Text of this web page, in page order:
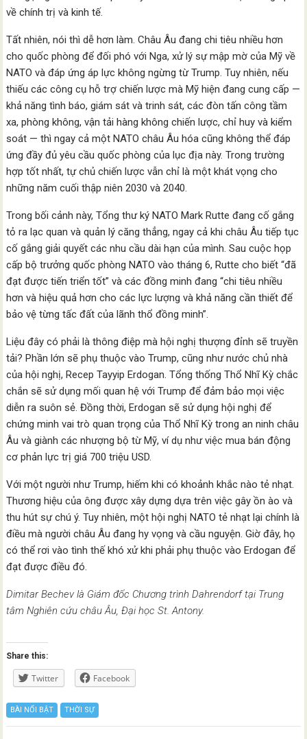
về chính trị và kinh tế.
Tất nhiên, nói thì dễ hơn làm. Châu Âu đang chi tiêu nhiều hơn
cho quốc phòng để đối phó với Nga, xử lý sự mập mờ của Mỹ về
NATO và đáp ứng áp lực không ngừng từ Trump. Tuy nhiên, nếu
thiếu các công cụ hỗ trợ chiến lược mà Mỹ hiện đang cung cấp —
khả năng tình báo, giám sát và trinh sát, các đòn tấn công tầm
xa, phòng không, vận tải hàng không chiến lược, chỉ huy và kiểm
soát — thì ngay cả một NATO châu Âu hóa cũng không thể đáp
ứng đầy đủ yêu cầu quốc phòng của lục địa này. Trong trường
hợp tốt nhất, tự chủ chiến lược vẫn chỉ là một khát vọng cho
những năm cuối thập niên 2030 và 2040.
Trong bối cảnh này, Tổng thư ký NATO Mark Rutte đang cố gắng
tỏ ra lạc quan và quản lý căng thẳng, ngay cả khi châu Âu tiếp tục
cố gắng giải quyết các nhu cầu dài hạn của mình. Sau cuộc họp
cấp bộ trưởng quốc phòng NATO vào tháng 6, Rutte cho biết “đã
đạt được tiến triển tốt” và các đồng minh đang “chi tiêu nhiều
hơn và hiệu quả hơn cho các lực lượng và khả năng cần thiết để
bảo vệ từng tấc đất của lãnh thổ đồng minh”.
Liệu đây có phải là thông điệp mà hội nghị thượng đỉnh sẽ truyền
tải? Phần lớn sẽ phụ thuộc vào Trump, cũng như nước chủ nhà
của hội nghị, Recep Tayyip Erdogan. Tổng thống Thổ Nhĩ Kỳ chắc
chắn sẽ sử dụng mối quan hệ với Trump để đảm bảo mọi việc
diễn ra suôn sẻ. Đồng thời, Erdogan sẽ sử dụng hội nghị để
chứng minh vai trò quan trọng của Thổ Nhĩ Kỳ trong an ninh châu
Âu và giành các nhượng bộ từ Mỹ, ví dụ như việc mua bán động
cơ phản lực trị giá 700 triệu USD.
Với một người như Trump, hiếm khi có khoảnh khắc nào tẻ nhạt.
Thương hiệu của ông được xây dựng dựa trên việc gây ồn ào và
thu hút sự chú ý. Tuy nhiên, một hội nghị NATO tẻ nhạt lại chính là
điều mà người châu Âu đang hy vọng và cầu nguyện. Giờ đây, họ
có thể rơi vào tình thế khó xử khi phải phụ thuộc vào Erdogan để
đạt được điều đó.
Dimitar Bechev là Giám đốc Chương trình Dahrendorf tại Trung
tâm Nghiên cứu châu Âu, Đại học St. Antony.
Share this:
Twitter Facebook
BÀI NỔI BẬT THỜI SỰ